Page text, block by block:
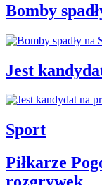
Bomby
Jest
Sport
Piłkarze